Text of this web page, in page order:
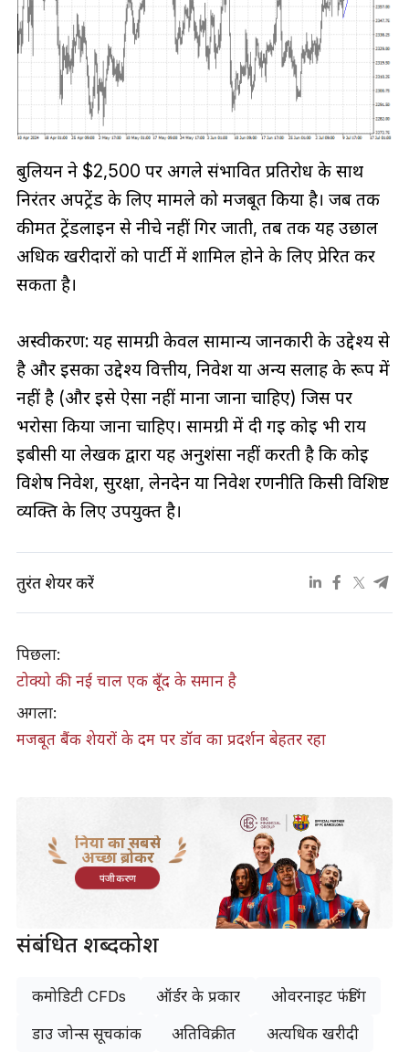
बुलियन ने $2,500 पर अगले संभावित प्रतिरोध के साथ
निरंतर अपट्रेंड के लिए मामले को मजबूत किया है। जब तक
कीमत ट्रेंडलाइन से नीचे नहीं गिर जाती, तब तक यह उछाल
अधिक खरीदारों को पार्टी में शामिल होने के लिए प्रेरित कर
सकता है।
अस्वीकरण: यह सामग्री केवल सामान्य जानकारी के उद्देश्य से
है और इसका उद्देश्य वित्तीय, निवेश या अन्य सलाह के रूप में
नहीं है (और इसे ऐसा नहीं माना जाना चाहिए) जिस पर
भरोसा किया जाना चाहिए। सामग्री में दी गई कोई भी राय
ईबीसी या लेखक द्वारा यह अनुशंसा नहीं करती है कि कोई
विशेष निवेश, सुरक्षा, लेनदेन या निवेश रणनीति किसी विशिष्ट
व्यक्ति के लिए उपयुक्त है।
तुरंत शेयर करें
पिछला:
टोक्यो की नई चाल एक बूँद के समान है
अगला:
मजबूत बैंक शेयरों के दम पर डॉव का प्रदर्शन बेहतर रहा
दुनिया का सबसे
अच्छा ब्रोकर
पंजीकरण
संबंधित शब्दकोश
कमोडिटी CFDs ऑर्डर के प्रकार ओवरनाइट फंडिंग
डाउ जोन्स सूचकांक अतिविक्रीत अत्यधिक खरीदी